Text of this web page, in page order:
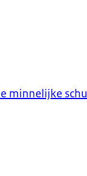
minnelijke